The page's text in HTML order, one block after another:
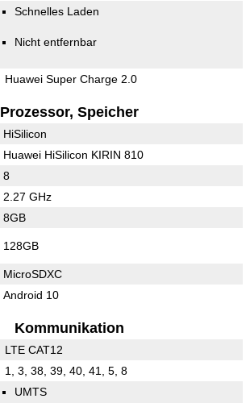
Schnelles Laden
Nicht entfernbar
Huawei Super Charge 2.0
Prozessor, Speicher
HiSilicon
Huawei HiSilicon KIRIN 810
8
2.27 GHz
8GB
128GB
MicroSDXC
Android 10
Kommunikation
LTE CAT12
1, 3, 38, 39, 40, 41, 5, 8
UMTS